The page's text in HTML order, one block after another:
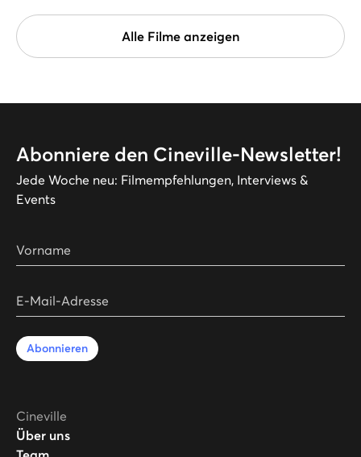
Alle Filme anzeigen
Abonniere den Cineville-Newsletter!
Jede Woche neu: Filmempfehlungen, Interviews &
Events
Vorname
E-Mail-Adresse
Abonnieren
Cineville
Über uns